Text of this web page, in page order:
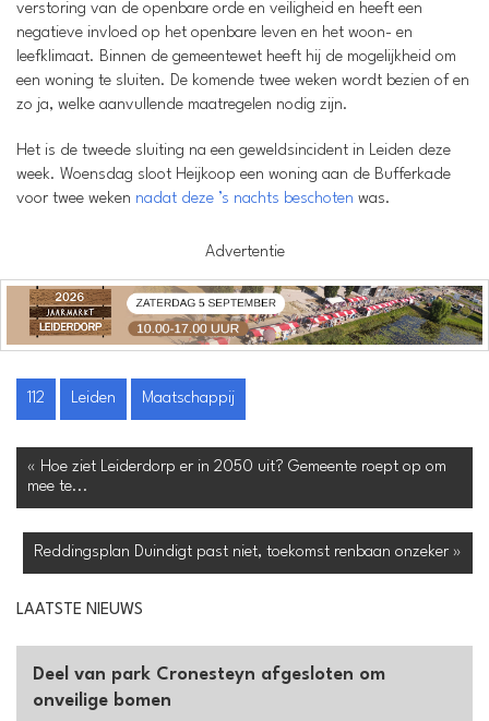
verstoring van de openbare orde en veiligheid en heeft een
negatieve invloed op het openbare leven en het woon- en
leefklimaat. Binnen de gemeentewet heeft hij de mogelijkheid om
een woning te sluiten. De komende twee weken wordt bezien of en
zo ja, welke aanvullende maatregelen nodig zijn.
Het is de tweede sluiting na een geweldsincident in Leiden deze
week. Woensdag sloot Heijkoop een woning aan de Bufferkade
voor twee weken nadat deze ’s nachts beschoten was.
Advertentie
112 Leiden Maatschappij
« Hoe ziet Leiderdorp er in 2050 uit? Gemeente roept op om
mee te...
Reddingsplan Duindigt past niet, toekomst renbaan onzeker »
LAATSTE NIEUWS
Deel van park Cronesteyn afgesloten om
onveilige bomen